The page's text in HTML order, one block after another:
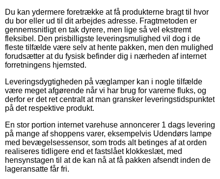
Du kan ydermere foretrække at få produkterne bragt til hvor
du bor eller ud til dit arbejdes adresse. Fragtmetoden er
gennemsnitligt en tak dyrere, men lige så vel ekstremt
fleksibel. Den prisbilligste leveringsmulighed vil dog i de
fleste tilfælde være selv at hente pakken, men den mulighed
forudsætter at du fysisk befinder dig i nærheden af internet
forretningens hjemsted.
Leveringsdygtigheden på væglamper kan i nogle tilfælde
være meget afgørende når vi har brug for varerne fluks, og
derfor er det ret centralt at man gransker leveringstidspunktet
på det respektive produkt.
En stor portion internet varehuse annoncerer 1 dags levering
på mange af shoppens varer, eksempelvis Udendørs lampe
med bevægelsessensor, som trods alt betinges af at orden
realiseres tidligere end et fastslået klokkeslæt, med
hensynstagen til at de kan nå at få pakken afsendt inden de
lageransatte får fri.